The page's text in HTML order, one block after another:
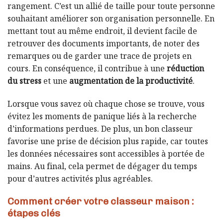
rangement. C’est un allié de taille pour toute personne
souhaitant améliorer son organisation personnelle. En
mettant tout au même endroit, il devient facile de
retrouver des documents importants, de noter des
remarques ou de garder une trace de projets en
cours. En conséquence, il contribue à une réduction
du stress et une augmentation de la productivité.
Lorsque vous savez où chaque chose se trouve, vous
évitez les moments de panique liés à la recherche
d’informations perdues. De plus, un bon classeur
favorise une prise de décision plus rapide, car toutes
les données nécessaires sont accessibles à portée de
mains. Au final, cela permet de dégager du temps
pour d’autres activités plus agréables.
Comment créer votre classeur maison :
étapes clés